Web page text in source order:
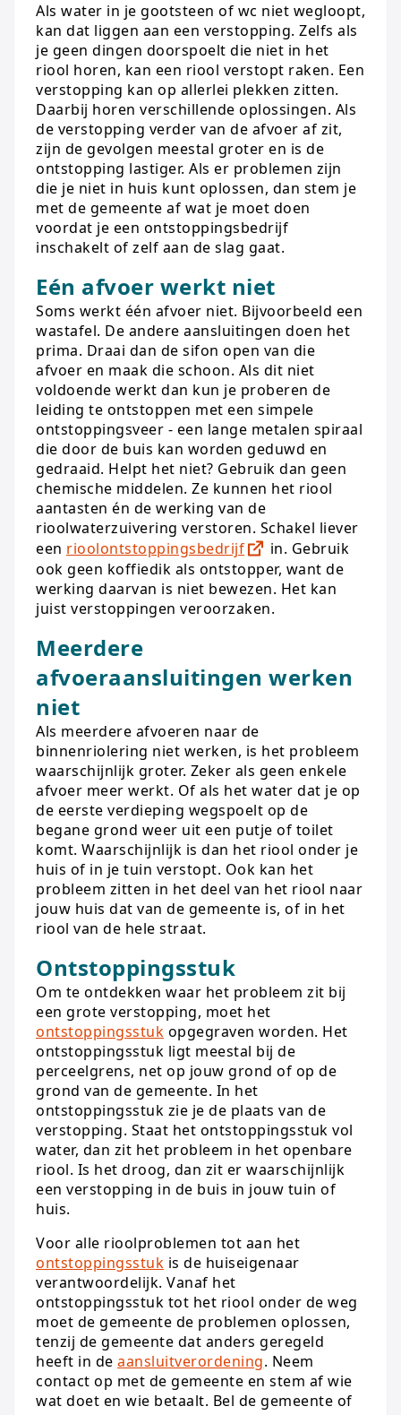
Als water in je gootsteen of wc niet wegloopt,
kan dat liggen aan een verstopping. Zelfs als
je geen dingen doorspoelt die niet in het
riool horen, kan een riool verstopt raken. Een
verstopping kan op allerlei plekken zitten.
Daarbij horen verschillende oplossingen. Als
de verstopping verder van de afvoer af zit,
zijn de gevolgen meestal groter en is de
ontstopping lastiger. Als er problemen zijn
die je niet in huis kunt oplossen, dan stem je
met de gemeente af wat je moet doen
voordat je een ontstoppingsbedrijf
inschakelt of zelf aan de slag gaat.
Eén afvoer werkt niet
Soms werkt één afvoer niet. Bijvoorbeeld een
wastafel. De andere aansluitingen doen het
prima. Draai dan de sifon open van die
afvoer en maak die schoon. Als dit niet
voldoende werkt dan kun je proberen de
leiding te ontstoppen met een simpele
ontstoppingsveer - een lange metalen spiraal
die door de buis kan worden geduwd en
gedraaid. Helpt het niet? Gebruik dan geen
chemische middelen. Ze kunnen het riool
aantasten én de werking van de
rioolwaterzuivering verstoren. Schakel liever
een rioolontstoppingsbedrijf
in. Gebruik
ook geen koffiedik als ontstopper, want de
werking daarvan is niet bewezen. Het kan
juist verstoppingen veroorzaken.
Meerdere
afvoeraansluitingen werken
niet
Als meerdere afvoeren naar de
binnenriolering niet werken, is het probleem
waarschijnlijk groter. Zeker als geen enkele
afvoer meer werkt. Of als het water dat je op
de eerste verdieping wegspoelt op de
begane grond weer uit een putje of toilet
komt. Waarschijnlijk is dan het riool onder je
huis of in je tuin verstopt. Ook kan het
probleem zitten in het deel van het riool naar
jouw huis dat van de gemeente is, of in het
riool van de hele straat.
Ontstoppingsstuk
Om te ontdekken waar het probleem zit bij
een grote verstopping, moet het
ontstoppingsstuk opgegraven worden. Het
ontstoppingsstuk ligt meestal bij de
perceelgrens, net op jouw grond of op de
grond van de gemeente. In het
ontstoppingsstuk zie je de plaats van de
verstopping. Staat het ontstoppingsstuk vol
water, dan zit het probleem in het openbare
riool. Is het droog, dan zit er waarschijnlijk
een verstopping in de buis in jouw tuin of
huis.
Voor alle rioolproblemen tot aan het
ontstoppingsstuk is de huiseigenaar
verantwoordelijk. Vanaf het
ontstoppingsstuk tot het riool onder de weg
moet de gemeente de problemen oplossen,
tenzij de gemeente dat anders geregeld
heeft in de aansluitverordening. Neem
contact op met de gemeente en stem af wie
wat doet en wie betaalt. Bel de gemeente of